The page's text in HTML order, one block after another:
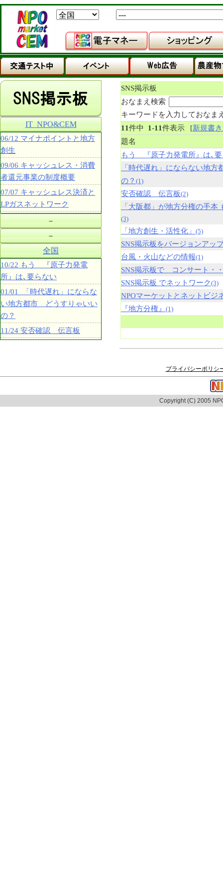
SNS掲示板
おなまえ検索
キーワードを入力しておなま
11件中 1-11件表示 [新規書
題名
もう 『原子力発電所』は､要
「時代遅れ」にならない地
の？ (1)
安否確認 伝言板(2)
「大阪都」が地方分権の手本
(3)
「地方創生・活性化」 (5)
SNS掲示板をバージョンアッ
台風・火山などの情報(1)
SNS掲示板で コンサート・
SNS掲示板 でネットワーク(3)
NPOマーケットとネットビジ
『地方分権』 (1)
IT_NPO&CEM
06/12 マイナポイントと地方
創生
09/06 キャッシュレス・消費
者還元事業の制度概要
07/07 キャッシュレス決済と
LPガスネットワーク
－
－
全国
10/22 もう 『原子力発電
所』は､要らない
01/01 「時代遅れ」にならな
い地方都市 どうすりゃいい
の？
11/24 安否確認 伝言板
プライバシーポリシ
Copyright (C) 2005